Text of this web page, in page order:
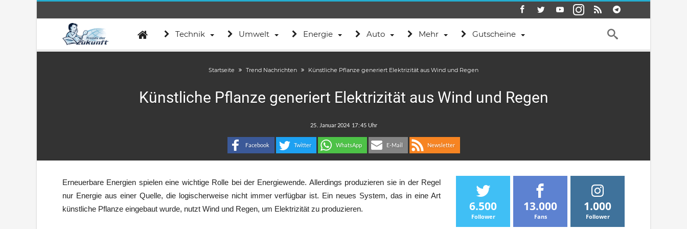
Technik Umwelt Energie Auto Mehr Gutscheine
Startseite Trend Nachrichten Künstliche Pflanze generiert Elektrizität aus Wind und Regen
Künstliche Pflanze generiert Elektrizität aus Wind und Regen
:
Facebook Twitter WhatsApp E-Mail Newsletter
Erneuerbare Energien spielen eine wichtige Rolle bei der Energiewende. Allerdings produzieren sie in der Regel
nur Energie aus einer Quelle, die logischerweise nicht immer verfügbar ist. Ein neues System, das in eine Art
künstliche Pflanze eingebaut wurde, nutzt Wind und Regen, um Elektrizität zu produzieren.
6.500
Follower
13.000
Fans
1.000
Follower